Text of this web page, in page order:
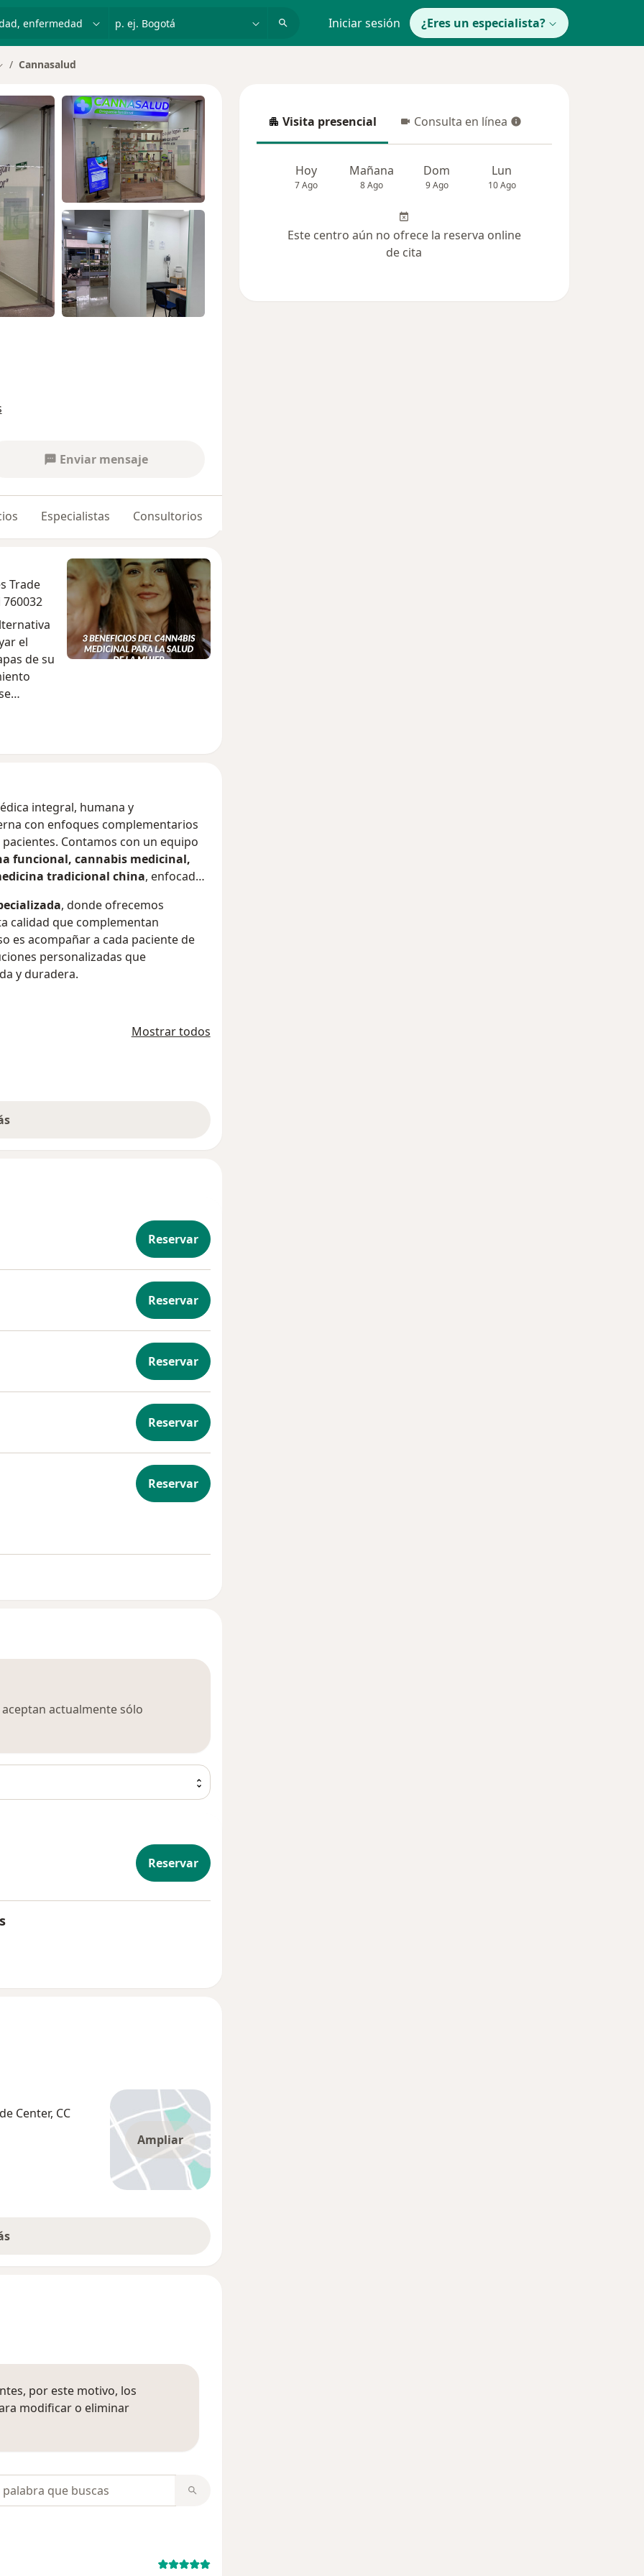
p. ej. Bogotá Iniciar sesión ¿Eres un especialista?
de ciudad
Cannasalud
Enviar mensaje
Especialistas Consultorios
Trade
760032
el
de su
a
de
con
dolor o
parte
integral, humana y
con enfoques complementarios
Contamos con un equipo
funcional, cannabis medicinal,
tradicional china, enfocados
, donde ofrecemos
calidad que complementan
es acompañar a cada paciente de
personalizadas que
y duradera.
Mostrar todos
Reservar
Reservar
Reservar
Reservar
Reservar
actualmente sólo
Reservar
Ampliar
Center, CC
por este motivo, los
modificar o eliminar
Visita presencial
Visita presencial Consulta en línea
Consulta en línea
Hoy
7 Ago
Mañana
8 Ago
Dom
9 Ago
Lun
10 Ago
Este centro aún no ofrece la reserva online
de cita